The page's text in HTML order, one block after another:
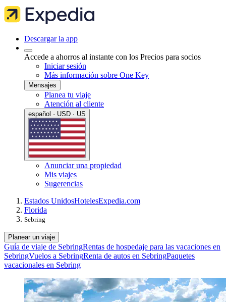
Descargar la app
Accede a ahorros al instante con los Precios para socios
Iniciar sesión
Más información sobre One Key
Mensajes
Planea tu viaje
Atención al cliente
español · USD · US
Anunciar una propiedad
Mis viajes
Sugerencias
Estados UnidosHotelesExpedia.com
Florida
Sebring
Planear un viaje
Guía de viaje de SebringRentas de hospedaje para las vacaciones en
SebringVuelos a SebringRenta de autos en SebringPaquetes
vacacionales en Sebring